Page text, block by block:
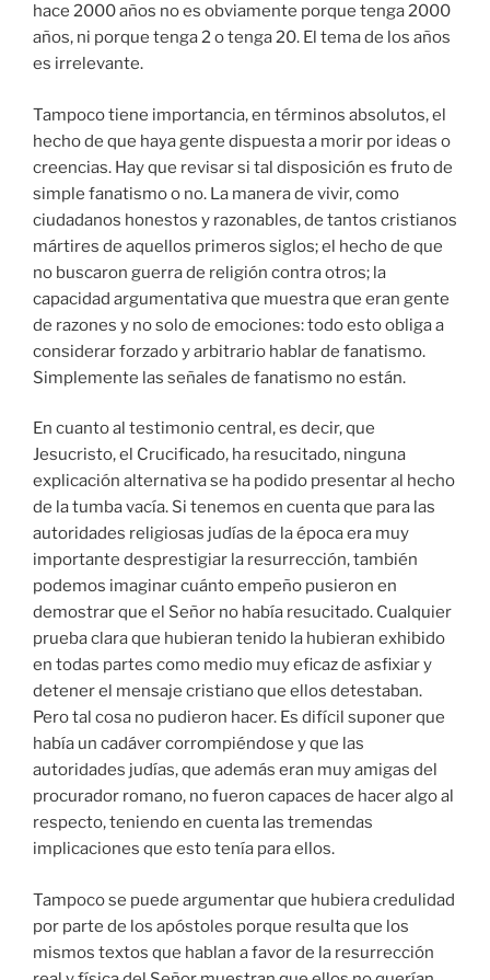
hace 2000 años no es obviamente porque tenga 2000
años, ni porque tenga 2 o tenga 20. El tema de los años
es irrelevante.
Tampoco tiene importancia, en términos absolutos, el
hecho de que haya gente dispuesta a morir por ideas o
creencias. Hay que revisar si tal disposición es fruto de
simple fanatismo o no. La manera de vivir, como
ciudadanos honestos y razonables, de tantos cristianos
mártires de aquellos primeros siglos; el hecho de que
no buscaron guerra de religión contra otros; la
capacidad argumentativa que muestra que eran gente
de razones y no solo de emociones: todo esto obliga a
considerar forzado y arbitrario hablar de fanatismo.
Simplemente las señales de fanatismo no están.
En cuanto al testimonio central, es decir, que
Jesucristo, el Crucificado, ha resucitado, ninguna
explicación alternativa se ha podido presentar al hecho
de la tumba vacía. Si tenemos en cuenta que para las
autoridades religiosas judías de la época era muy
importante desprestigiar la resurrección, también
podemos imaginar cuánto empeño pusieron en
demostrar que el Señor no había resucitado. Cualquier
prueba clara que hubieran tenido la hubieran exhibido
en todas partes como medio muy eficaz de asfixiar y
detener el mensaje cristiano que ellos detestaban.
Pero tal cosa no pudieron hacer. Es difícil suponer que
había un cadáver corrompiéndose y que las
autoridades judías, que además eran muy amigas del
procurador romano, no fueron capaces de hacer algo al
respecto, teniendo en cuenta las tremendas
implicaciones que esto tenía para ellos.
Tampoco se puede argumentar que hubiera credulidad
por parte de los apóstoles porque resulta que los
mismos textos que hablan a favor de la resurrección